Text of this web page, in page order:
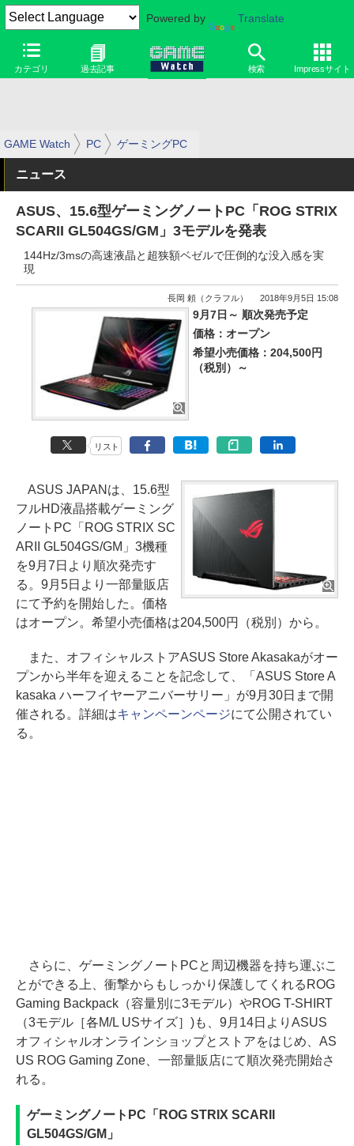
Powered by Translate
カテゴリ 過去記事 検索 Impressサイト
GAME Watch PC ゲーミングPC
ニュース
ASUS、15.6型ゲーミングノートPC「ROG STRIX
SCARII GL504GS/GM」3モデルを発表
144Hz/3msの高速液晶と超狭額ベゼルで圧倒的な没入感を実
現
長岡 頼（クラフル） 2018年9月5日 15:08
9月7日～ 順次発売予定
価格：オープン
希望小売価格：204,500円
（税別）～
リスト
ASUS JAPANは、15.6型
フルHD液晶搭載ゲーミング
ノートPC「ROG STRIX SC
ARII GL504GS/GM」3機種
を9月7日より順次発売す
る。9月5日より一部量販店
にて予約を開始した。価格
はオープン。希望小売価格は204,500円（税別）から。
また、オフィシャルストアASUS Store Akasakaがオー
プンから半年を迎えることを記念して、「ASUS Store A
kasaka ハーフイヤーアニバーサリー」が9月30日まで開
催される。詳細はキャンペーンページにて公開されてい
る。
さらに、ゲーミングノートPCと周辺機器を持ち運ぶこ
とができる上、衝撃からもしっかり保護してくれるROG
Gaming Backpack（容量別に3モデル）やROG T-SHIRT
（3モデル［各M/L USサイズ］)も、9月14日よりASUS
オフィシャルオンラインショップとストアをはじめ、AS
US ROG Gaming Zone、一部量販店にて順次発売開始さ
れる。
ゲーミングノートPC「ROG STRIX SCARII
GL504GS/GM」